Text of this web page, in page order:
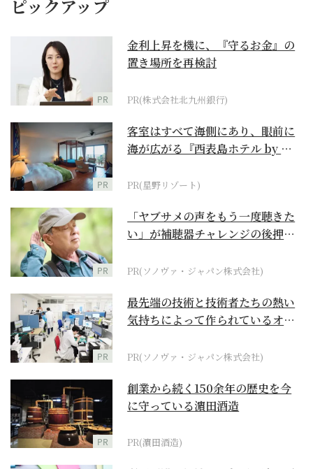
ピックアップ
PR
金利上昇を機に、『守るお金』の
置き場所を再検討
PR(株式会社北九州銀行)
PR
客室はすべて海側にあり、眼前に
海が広がる『西表島ホテル by 星
PR(星野リゾート)
PR
「ヤブサメの声をもう一度聴きた
い」が補聴器チャレンジの後押し
PR(ソノヴァ・ジャパン株式会社)
PR
最先端の技術と技術者たちの熱い
気持ちによって作られているオー
PR(ソノヴァ・ジャパン株式会社)
PR
創業から続く150余年の歴史を今
に守っている濵田酒造
PR(濵田酒造)